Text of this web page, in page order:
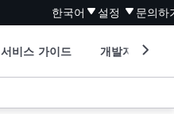
한국어 설정 문의하
서비스 가이드 개발자 도구